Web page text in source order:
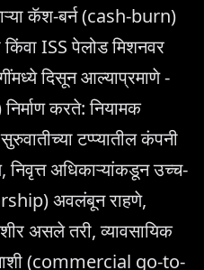
कॅश-बर्न (cash-burn)
ISS पेलोड मिशनवर
दिसून आल्याप्रमाणे -
करते: नियामक
टप्प्यातील कंपनी
अधिकाऱ्यांकडून उच्च-
अवलंबून राहणे,
असले तरी, व्यावसायिक
(commercial go-to-